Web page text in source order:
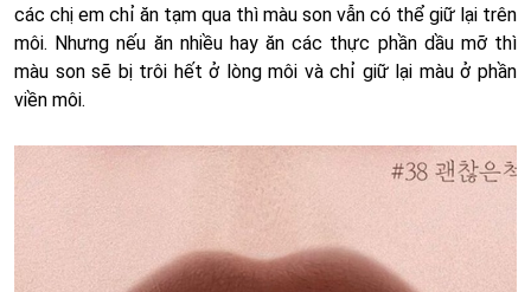
các chị em chỉ ăn tạm qua thì màu son vẫn có thể giữ lại trên
môi. Nhưng nếu ăn nhiều hay ăn các thực phần dầu mỡ thì
màu son sẽ bị trôi hết ở lòng môi và chỉ giữ lại màu ở phần
viền môi.